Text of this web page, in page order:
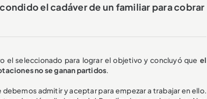
el cadáver de un familiar para cobrar
el seleccionado para lograr el objetivo y concluyó que el
no se ganan partidos.
admitir y aceptar para empezar a trabajar en ello.